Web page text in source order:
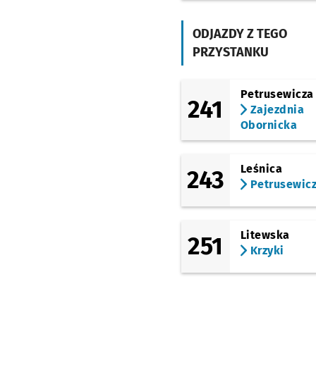
(Opolska)
Pralnia) NŻPrzystanek
Księże Małe
(Opolska)
Zagłębiowska NŻ
Sosnowiecka
(Opolska)
Zajezdnia Tyska
ODJAZDY Z TEGO
PRZYSTANKU
241
Petrusewicza
Zajezdnia
Obornicka
243
Leśnica
251
Litewska
Krzyki